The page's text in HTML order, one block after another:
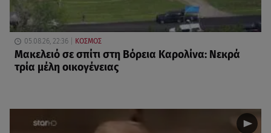
05.08.26, 22:36 ΚΟΣΜΟΣ
Μακελειό σε σπίτι στη Βόρεια Καρολίνα: Νεκρά
τρία μέλη οικογένειας